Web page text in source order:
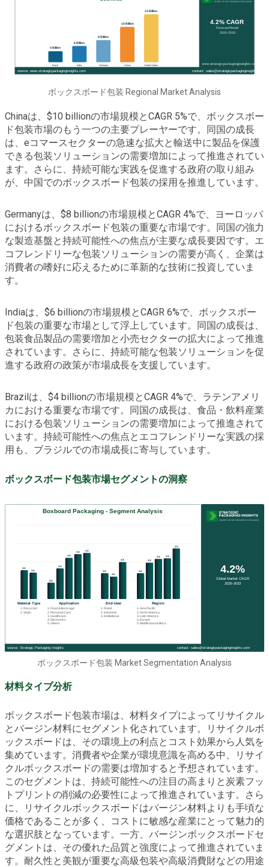
ボックスボード包装 Regional Market Analysis
Chinaは、$10 billionの市場規模とCAGR 5%で、ボックスボー
ド包装市場のもう一つの主要プレーヤーです。同国の成長
は、eコマースセクターの急速な拡大と輸送中に製品を保護
できる包装ソリューションの需要増加によって推進されてい
ます。さらに、持続可能な実践を促進する政府の取り組み
が、中国でのボックスボード包装の採用を推進しています。
Germanyは、$8 billionの市場規模とCAGR 4%で、ヨーロッパ
におけるボックスボード包装の重要な市場です。同国の強力
な製造基盤と持続可能性への焦点が主要な成長要因です。エ
コフレンドリーな包装ソリューションの需要が高く、企業は
消費者の嗜好に応えるために革新的な技術に投資していま
す。
Indiaは、$6 billionの市場規模とCAGR 6%で、ボックスボー
ド包装の重要な市場として浮上しています。同国の成長は、
包装食品製品の需要増加と小売セクターの拡大によって推進
されています。さらに、持続可能な包装ソリューションを促
進する政府の政策が市場成長を支援しています。
Brazilは、$4 billionの市場規模とCAGR 4%で、ラテンアメリ
カにおける重要な市場です。同国の成長は、食品・飲料産業
における包装ソリューションの需要増加によって推進されて
います。持続可能性への焦点とエコフレンドリーな実践の採
用も、ブラジルでの市場成長に寄与しています。
ボックスボード包装市場セグメントの洞察
ボックスボード包装 Market Segmentation Analysis
材料タイプ分析
ボックスボード包装市場は、材料タイプによってリサイクル
とバージン材料にセグメント化されています。リサイクルボ
ックスボードは、その環境上の利点とコスト効果から人気を
集めています。消費者や企業が環境意識を高める中、リサイ
クルボックスボードの需要は増加すると予想されています。
このセグメントは、持続可能性への注目の高まりと炭素フッ
トプリントの削減の必要性によって推進されています。さら
に、リサイクルボックスボードはバージン材料よりも手頃な
価格であることが多く、コストに敏感な産業にとって魅力的
な選択肢となっています。一方、バージンボックスボードセ
グメントは、その優れた品質と強度によって推進されていま
す。耐久性と美観が重要な高級包装や高級消費財などの用途